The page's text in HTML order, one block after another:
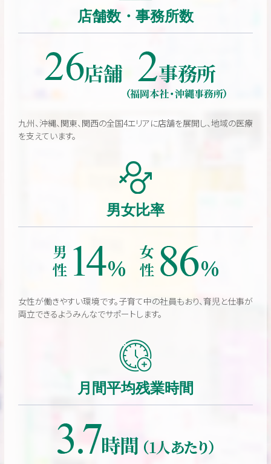
店舗数・事務所数
九州、沖縄、関東、関西の全国4エリアに店舗を展開し、地域の医療
を支えています。
男女比率
女性が働きやすい環境です。子育て中の社員もおり、育児と仕事が
両立できるようみんなでサポートします。
月間平均残業時間